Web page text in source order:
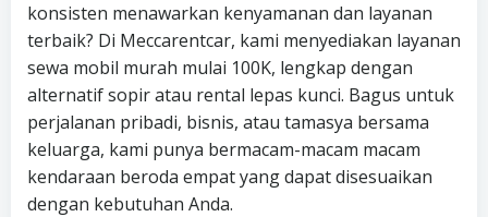
konsisten menawarkan kenyamanan dan layanan
terbaik? Di Meccarentcar, kami menyediakan layanan
sewa mobil murah mulai 100K, lengkap dengan
alternatif sopir atau rental lepas kunci. Bagus untuk
perjalanan pribadi, bisnis, atau tamasya bersama
keluarga, kami punya bermacam-macam macam
kendaraan beroda empat yang dapat disesuaikan
dengan kebutuhan Anda.